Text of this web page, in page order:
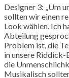
Designer 3: „Um
sollten wir einen
Look wählen. Ich
Abteilung
Problem ist, die
in unsere Riddick-
die
Musikalisch